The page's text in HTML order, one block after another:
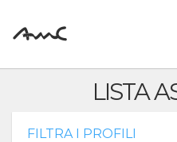
LISTA
FILTRA I PROFILI